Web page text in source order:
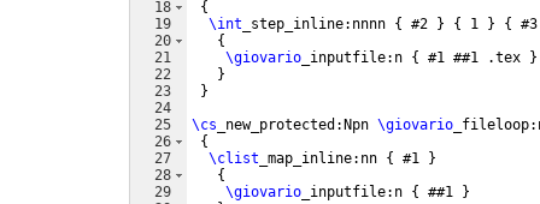
18
19
20
21
22
23
24
25
26
27
28
29
{
\int _step_inline:nnnn { #2 } { 1 } {
{
\giovario _inputfile:n { #1 ##1 .tex }
}
}
\cs _new_protected:Npn \giovario
{
\clist _map_inline:nn { #1 }
{
\giovario _inputfile:n { ##1 }